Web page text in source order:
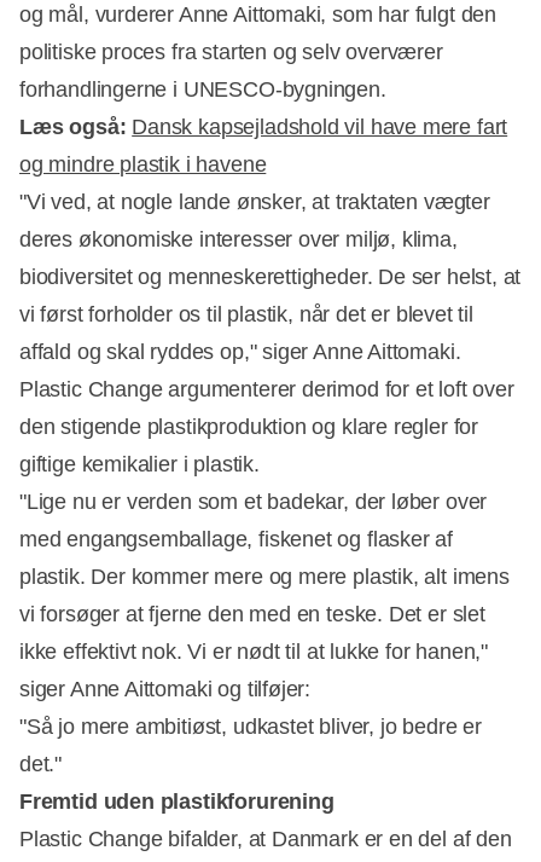
og mål, vurderer Anne Aittomaki, som har fulgt den
politiske proces fra starten og selv overværer
forhandlingerne i UNESCO-bygningen.
Læs også: Dansk kapsejladshold vil have mere fart
og mindre plastik i havene
"Vi ved, at nogle lande ønsker, at traktaten vægter
deres økonomiske interesser over miljø, klima,
biodiversitet og menneskerettigheder. De ser helst, at
vi først forholder os til plastik, når det er blevet til
affald og skal ryddes op," siger Anne Aittomaki.
Plastic Change argumenterer derimod for et loft over
den stigende plastikproduktion og klare regler for
giftige kemikalier i plastik.
"Lige nu er verden som et badekar, der løber over
med engangsemballage, fiskenet og flasker af
plastik. Der kommer mere og mere plastik, alt imens
vi forsøger at fjerne den med en teske. Det er slet
ikke effektivt nok. Vi er nødt til at lukke for hanen,"
siger Anne Aittomaki og tilføjer:
"Så jo mere ambitiøst, udkastet bliver, jo bedre er
det."
Fremtid uden plastikforurening
Plastic Change bifalder, at Danmark er en del af den